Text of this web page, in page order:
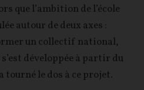
que l’ambition de l’école
autour de deux axes :
un collectif national,
développée à partir du
tourné le dos à ce projet.